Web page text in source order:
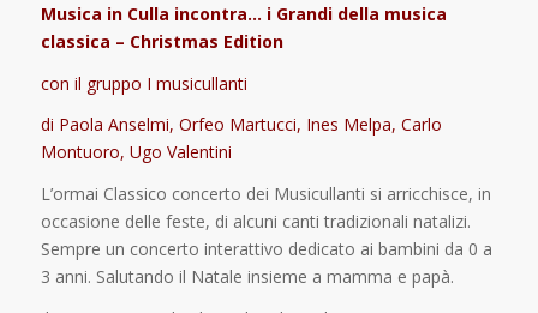
Musica in Culla incontra… i Grandi della musica
classica – Christmas Edition
con il gruppo I musicullanti
di Paola Anselmi, Orfeo Martucci, Ines Melpa, Carlo
Montuoro, Ugo Valentini
L’ormai Classico concerto dei Musicullanti si arricchisce, in
occasione delle feste, di alcuni canti tradizionali natalizi.
Sempre un concerto interattivo dedicato ai bambini da 0 a
3 anni. Salutando il Natale insieme a mamma e papà.